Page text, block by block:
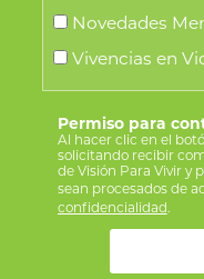
Novedades
Vivencias en
Permiso para
Al hacer clic en el
solicitando recibir
de Visión Para Vivir y
sean procesados de
confidencialidad.